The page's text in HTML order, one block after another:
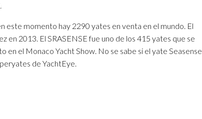
este momento hay 2290 yates en venta en el mundo. El
en 2013. El SRASENSE fue uno de los 415 yates que se
el Monaco Yacht Show. No se sabe si el yate Seasense
de YachtEye.